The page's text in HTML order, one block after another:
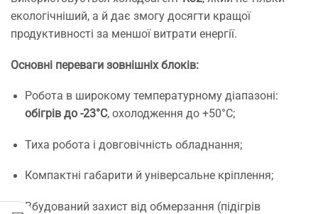
екологічніший, а й дає змогу досягти кращої
продуктивності за меншої витрати енергії.
Основні переваги зовнішніх блоків:
Робота в широкому температурному діапазоні:
обігрів до -23°C, охолодження до +50°C;
Тиха робота і довговічність обладнання;
Компактні габарити й універсальне кріплення;
Вбудований захист від обмерзання (підігрів